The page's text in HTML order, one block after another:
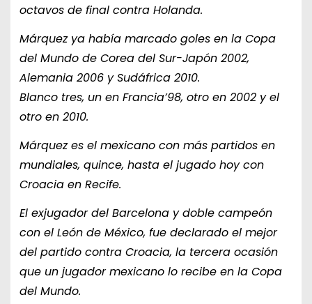
octavos de final contra Holanda.
Márquez ya había marcado goles en la Copa
del Mundo de Corea del Sur-Japón 2002,
Alemania 2006 y Sudáfrica 2010.
Blanco tres, un en Francia’98, otro en 2002 y el
otro en 2010.
Márquez es el mexicano con más partidos en
mundiales, quince, hasta el jugado hoy con
Croacia en Recife.
El exjugador del Barcelona y doble campeón
con el León de México, fue declarado el mejor
del partido contra Croacia, la tercera ocasión
que un jugador mexicano lo recibe en la Copa
del Mundo.